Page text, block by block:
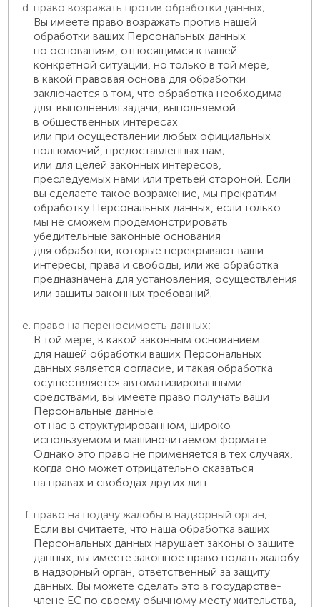
право возражать против обработки данных;
Вы имеете право возражать против нашей
обработки ваших Персональных данных
по основаниям, относящимся к вашей
конкретной ситуации, но только в той мере,
в какой правовая основа для обработки
заключается в том, что обработка необходима
для: выполнения задачи, выполняемой
в общественных интересах
или при осуществлении любых официальных
полномочий, предоставленных нам;
или для целей законных интересов,
преследуемых нами или третьей стороной. Если
вы сделаете такое возражение, мы прекратим
обработку Персональных данных, если только
мы не сможем продемонстрировать
убедительные законные основания
для обработки, которые перекрывают ваши
интересы, права и свободы, или же обработка
предназначена для установления, осуществления
или защиты законных требований.
право на переносимость данных;
В той мере, в какой законным основанием
для нашей обработки ваших Персональных
данных является согласие, и такая обработка
осуществляется автоматизированными
средствами, вы имеете право получать ваши
Персональные данные
от нас в структурированном, широко
используемом и машиночитаемом формате.
Однако это право не применяется в тех случаях,
когда оно может отрицательно сказаться
на правах и свободах других лиц.
право на подачу жалобы в надзорный орган;
Если вы считаете, что наша обработка ваших
Персональных данных нарушает законы о защите
данных, вы имеете законное право подать жалобу
в надзорный орган, ответственный за защиту
данных. Вы можете сделать это в государстве-
члене ЕС по своему обычному месту жительства,